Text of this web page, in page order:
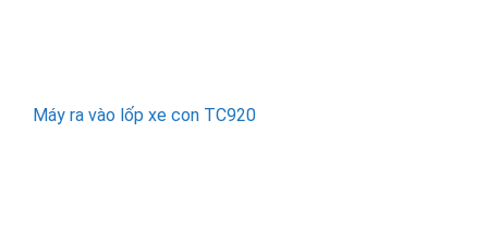
Máy ra vào lốp xe con TC920